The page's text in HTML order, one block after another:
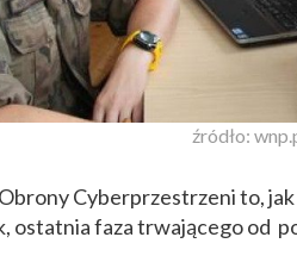
źródło:
Cyberprzestrzeni to,
ostatnia faza trwającego od